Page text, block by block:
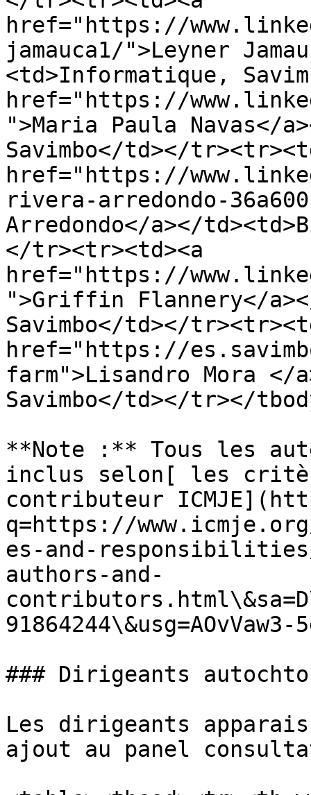
href="https://
jamauca1/">Leyner
<td>Informatique,
href="https://
">Maria Paula Navas</
Savimbo</td></
href="https://
rivera-arredondo-
Arredondo</a></
</tr><tr><td><a
href="https://
">Griffin Flannery</
Savimbo</td></
href="https://
farm">Lisandro Mora
Savimbo</td></tr></
**Note :** Tous les
inclus selon[ les
contributeur
q=https://
es-and-
authors-and-
### Dirigeants
Les dirigeants
ajout au panel